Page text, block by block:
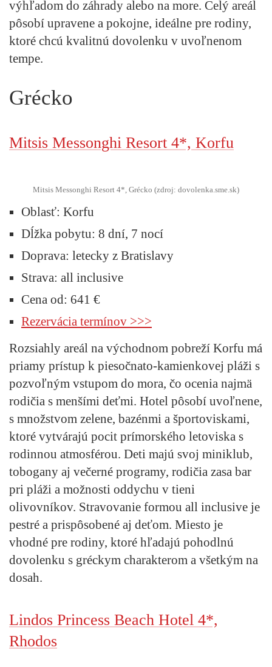
výhľadom do záhrady alebo na more. Celý areál
pôsobí upravene a pokojne, ideálne pre rodiny,
ktoré chcú kvalitnú dovolenku v uvoľnenom
tempe.
Grécko
Mitsis Messonghi Resort 4*, Korfu
Mitsis Messonghi Resort 4*, Grécko (zdroj: dovolenka.sme.sk)
Oblasť: Korfu
Dĺžka pobytu: 8 dní, 7 nocí
Doprava: letecky z Bratislavy
Strava: all inclusive
Cena od: 641 €
Rezervácia termínov >>>
Rozsiahly areál na východnom pobreží Korfu má
priamy prístup k piesočnato-kamienkovej pláži s
pozvoľným vstupom do mora, čo ocenia najmä
rodičia s menšími deťmi. Hotel pôsobí uvoľnene,
s množstvom zelene, bazénmi a športoviskami,
ktoré vytvárajú pocit prímorského letoviska s
rodinnou atmosférou. Deti majú svoj miniklub,
tobogany aj večerné programy, rodičia zasa bar
pri pláži a možnosti oddychu v tieni
olivovníkov. Stravovanie formou all inclusive je
pestré a prispôsobené aj deťom. Miesto je
vhodné pre rodiny, ktoré hľadajú pohodlnú
dovolenku s gréckym charakterom a všetkým na
dosah.
Lindos Princess Beach Hotel 4*,
Rhodos